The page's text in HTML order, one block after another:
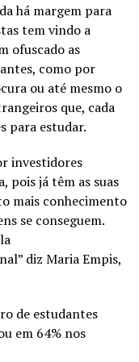
há margem para
tem vindo a
ofuscado as
como por
ou até mesmo o
que, cada
para estudar.
investidores
pois já têm as suas
mais conhecimento
se conseguem.
diz Maria Empis,
de estudantes
em 64% nos